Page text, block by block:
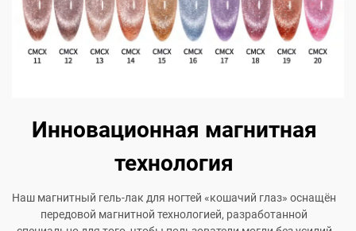
Инновационная магнитная
технология
Наш магнитный гель-лак для ногтей «кошачий глаз» оснащён
передовой магнитной технологией, разработанной